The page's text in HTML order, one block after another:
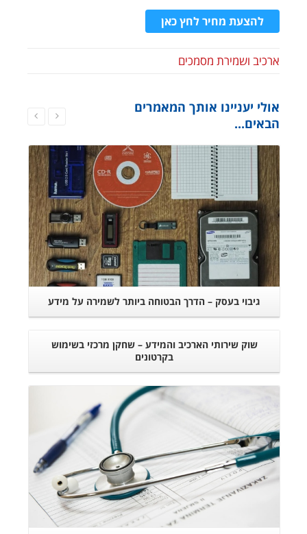
להצעת מחיר לחץ כאן
ארכיב ושמירת מסמכים
אולי יעניינו אותך המאמרים
הבאים...
גיבוי בעסק – הדרך הבטוחה ביותר לשמירה על מידע
שוק שירותי הארכיב והמידע – שחקן מרכזי בשימוש
בקרטונים